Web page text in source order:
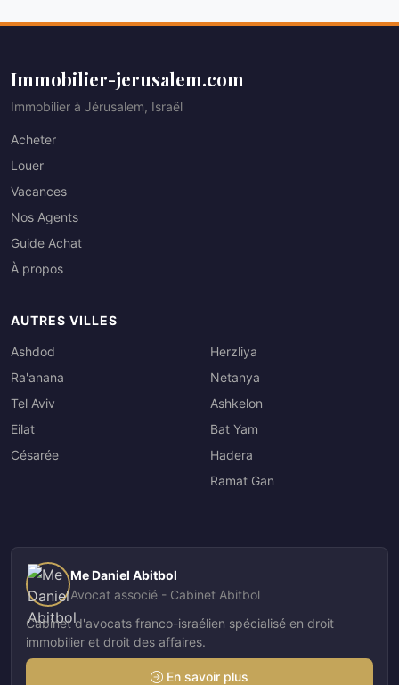
Immobilier-jerusalem.com
Immobilier à Jérusalem, Israël
Acheter
Louer
Vacances
Nos Agents
Guide Achat
À propos
AUTRES VILLES
Ashdod
Ra'anana
Tel Aviv
Eilat
Césarée
Herzliya
Netanya
Ashkelon
Bat Yam
Hadera
Ramat Gan
Me Daniel Abitbol
Avocat associé - Cabinet Abitbol
Cabinet d'avocats franco-israélien spécialisé en droit
immobilier et droit des affaires.
En savoir plus